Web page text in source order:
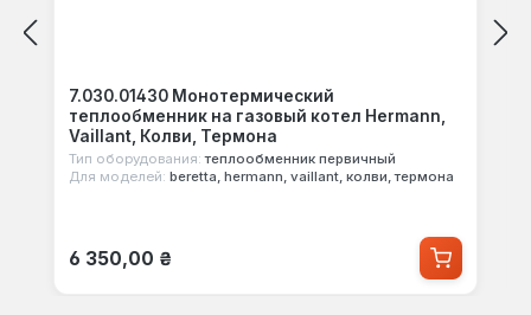
7.030.01430 Монотермический
теплообменник на газовый котел Hermann,
Vaillant, Колви, Термона
Тип оборудования: теплообменник первичный
Для моделей: beretta, hermann, vaillant, колви, термона
Обычная цена:
6 350,00 ₴